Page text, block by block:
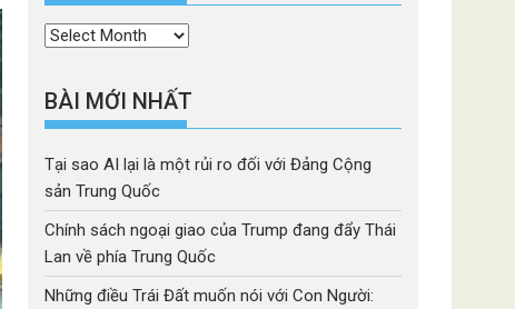
Thời
BÀI MỚI NHẤT
Tại sao AI lại là một rủi ro đối với Đảng Cộng
sản Trung Quốc
Chính sách ngoại giao của Trump đang đẩy Thái
Lan về phía Trung Quốc
Những điều Trái Đất muốn nói với Con Người: